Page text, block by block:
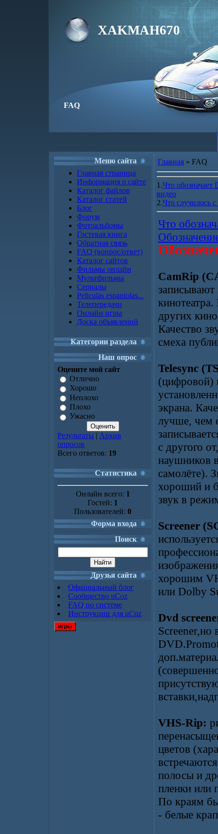
XAKMAH670
FAQ
Меню сайта
Главная страница
Информация о сайте
Каталог файлов
Каталог статей
Блог
Форум
Фотоальбомы
Гостевая книга
Обратная связь
FAQ (вопрос/ответ)
Каталог сайтов
Фильмы онлайн
Мультфильмы
Сериалы
Peliculas espaniolas...
Телепередачи
Онлайн игры
Доска объявлений
Категории раздела
Наш опрос
Оцените мой сайт
Отлично
Хорошо
Неплохо
Плохо
Ужасно
Результаты | Архив
опросов
Всего ответов: 19
Статистика
Онлайн всего: 1
Гостей: 1
Пользователей: 0
Форма входа
Поиск
Друзья сайта
Официальный блог
Сообщество uCoz
FAQ по системе
Инструкции для uCoz
игры
Главная » FAQ
1.Что обозначает
видео
2.Что случилось
Что
CamRip
записывают
других
Качество
смеха
Telesync
(цифровой)
экрана.
лучше, чем
с другого
наушников
самолёте).
хороший и
звук в
Screener
хорошим
или Dolby
Dvd
Screener,но
VHS-Rip:
цветов
полосы и
пленки или
По краям
- белые